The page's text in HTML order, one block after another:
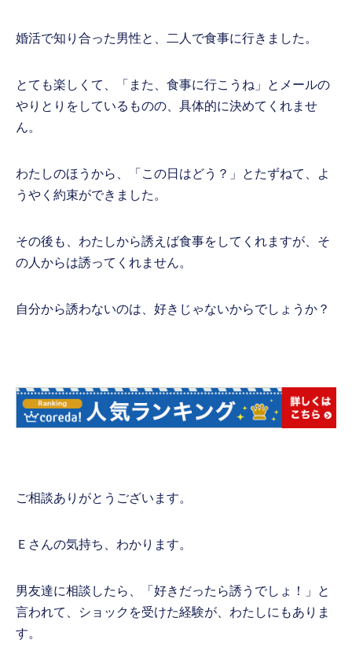
婚活で知り合った男性と、二人で食事に行きました。
とても楽しくて、「また、食事に行こうね」とメールの
やりとりをしているものの、具体的に決めてくれませ
ん。
わたしのほうから、「この日はどう？」とたずねて、よ
うやく約束ができました。
その後も、わたしから誘えば食事をしてくれますが、そ
の人からは誘ってくれません。
自分から誘わないのは、好きじゃないからでしょうか？
ご相談ありがとうございます。
Ｅさんの気持ち、わかります。
男友達に相談したら、「好きだったら誘うでしょ！」と
言われて、ショックを受けた経験が、わたしにもありま
す。